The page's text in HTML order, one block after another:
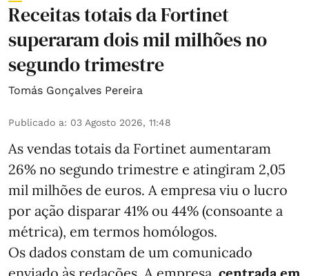
Receitas totais da Fortinet
superaram dois mil milhões no
segundo trimestre
Tomás Gonçalves Pereira
Publicado a: 03 Agosto 2026, 11:48
As vendas totais da Fortinet aumentaram
26% no segundo trimestre e atingiram 2,05
mil milhões de euros. A empresa viu o lucro
por ação disparar 41% ou 44% (consoante a
métrica), em termos homólogos.
Os dados constam de um comunicado
enviado às redações. A empresa, centrada em